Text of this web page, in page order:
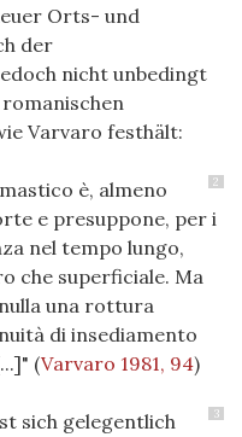
Orts- und
der
nicht unbedingt
Varvaro festhält:
2
è, almeno
e presuppone, per i
nel tempo lungo,
che superficiale. Ma
una rottura
di insediamento
(Varvaro 1981, 94)
3
sich gelegentlich